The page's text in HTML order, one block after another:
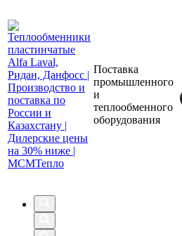
Поставка
промышленного
и
теплообменного
оборудования